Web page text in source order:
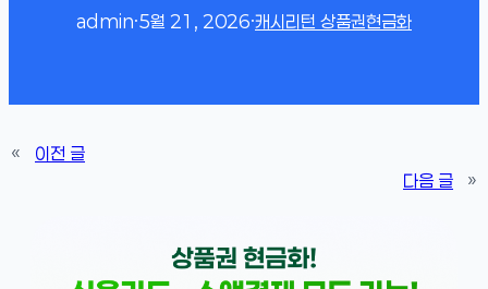
admin·5월 21, 2026·캐시리턴 상품권현금화
«
이전 글
다음 글
»